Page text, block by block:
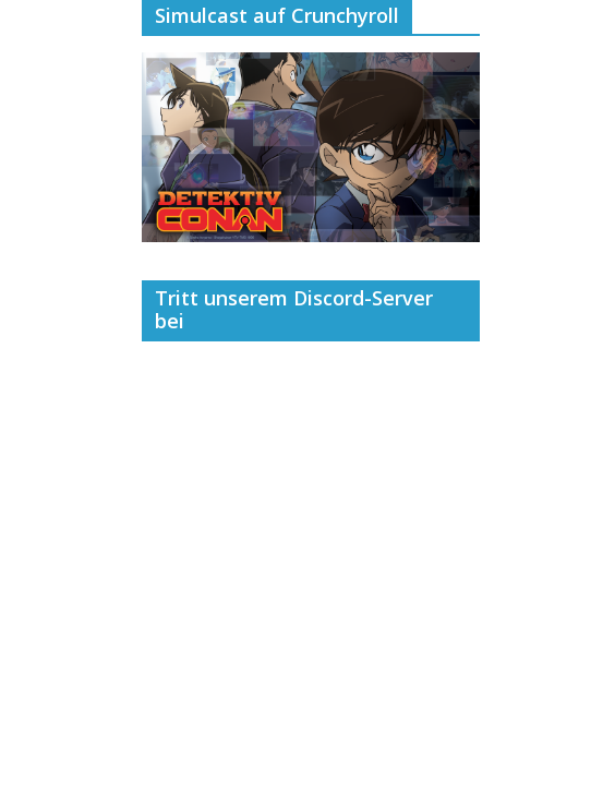
Simulcast auf Crunchyroll
Tritt unserem Discord-Server
bei